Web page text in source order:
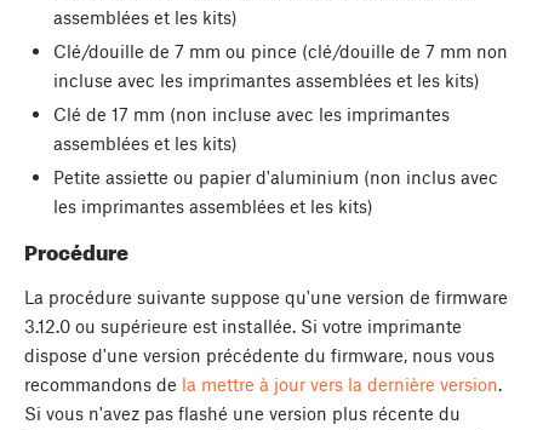
assemblées et les kits)
Clé/douille de 7 mm ou pince (clé/douille de 7 mm non
incluse avec les imprimantes assemblées et les kits)
Clé de 17 mm (non incluse avec les imprimantes
assemblées et les kits)
Petite assiette ou papier d'aluminium (non inclus avec
les imprimantes assemblées et les kits)
Procédure
La procédure suivante suppose qu'une version de firmware
3.12.0 ou supérieure est installée. Si votre imprimante
dispose d'une version précédente du firmware, nous vous
recommandons de la mettre à jour vers la dernière version.
Si vous n'avez pas flashé une version plus récente du